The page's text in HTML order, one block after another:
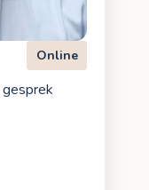
Online